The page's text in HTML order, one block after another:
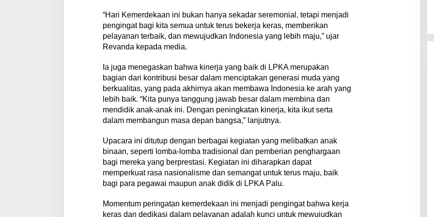
“Hari Kemerdekaan ini bukan hanya sekadar seremonial, tetapi menjadi
pengingat bagi kita semua untuk terus bekerja keras, memberikan
pelayanan terbaik, dan mewujudkan Indonesia yang lebih maju,” ujar
Revanda kepada media.
Ia juga menegaskan bahwa kinerja yang baik di LPKA merupakan
bagian dari kontribusi besar dalam menciptakan generasi muda yang
berkualitas, yang pada akhirnya akan membawa Indonesia ke arah yang
lebih baik. “Kita punya tanggung jawab besar dalam membina dan
mendidik anak-anak ini. Dengan peningkatan kinerja, kita ikut serta
dalam membangun masa depan bangsa,” lanjutnya.
Upacara ini ditutup dengan berbagai kegiatan yang melibatkan anak
binaan, seperti lomba-lomba tradisional dan pemberian penghargaan
bagi mereka yang berprestasi. Kegiatan ini diharapkan dapat
memperkuat rasa nasionalisme dan semangat untuk terus maju, baik
bagi para pegawai maupun anak didik di LPKA Palu.
Momentum peringatan kemerdekaan ini menjadi pengingat bahwa kerja
keras dan dedikasi dalam pelayanan adalah kunci untuk mewujudkan